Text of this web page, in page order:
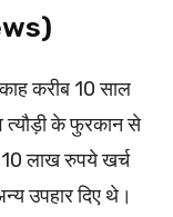
करीब 10 साल
त्यौड़ी के फुरकान से
लाख रुपये खर्च
उपहार दिए थे।